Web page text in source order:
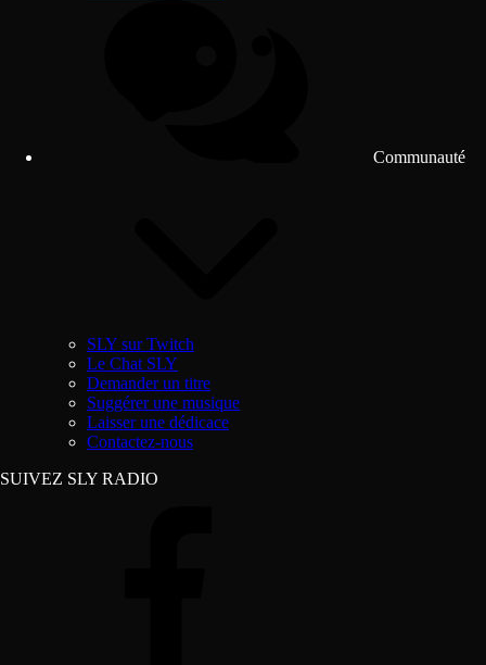
Communauté
SLY sur Twitch
Le Chat SLY
Demander un titre
Suggérer une musique
Laisser une dédicace
Contactez-nous
SUIVEZ SLY RADIO